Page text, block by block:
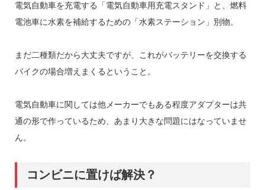
電気自動車を充電する「電気自動車用充電スタンド」と、燃料
電池車に水素を補給するための「水素ステーション」別物。
まだ二種類だから大丈夫ですが、これがバッテリーを交換する
バイクの場合増えまくるということ。
電気自動車に関しては他メーカーでもある程度アダプターは共
通の形で作っているため、あまり大きな問題にはなっていませ
ん。
コンビニに置けば解決？